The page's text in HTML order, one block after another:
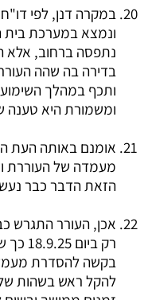
במקרה דנן, לפי
ונמצא במערכת בית
בדירה בה שהה
ותכף במהלך
ומשמורת היא טענה
אומנם באותה העת
מעמדה של העוררת
הזאת הדבר כבר
רק
בקשה להסדרת מעמד
להקל ראש בשהות